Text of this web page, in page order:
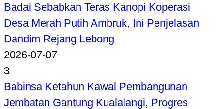
Badai Sebabkan Teras Kanopi Koperasi
Desa Merah Putih Ambruk, Ini Penjelasan
Dandim Rejang Lebong
2026-07-07
3
Babinsa Ketahun Kawal Pembangunan
Jembatan Gantung Kualalangi, Progres